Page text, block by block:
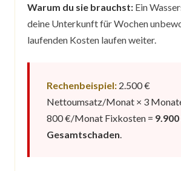
Warum du sie brauchst: Ein
deine Unterkunft für Wochen
laufenden Kosten laufen weiter.
Rechenbeispiel: 2.500 €
Nettoumsatz/Monat × 3
800 €/Monat Fixkosten = 9.900
Gesamtschaden.